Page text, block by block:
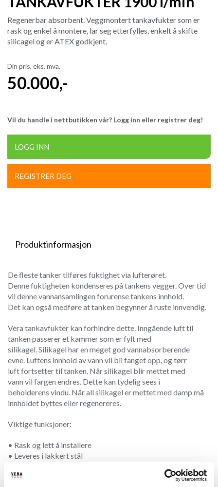
Regenerbar absorbent. Veggmontert tankavfukter som er
rask og enkel å montere, lar seg etterfylles, enkelt å skifte
silicagel og er ATEX godkjent.
Din pris, eks. mva.
50.000,-
Vil du handle i nettbutikken vår? Logg inn eller registrer deg!
LOGG INN
REGISTRER DEG
Produktinformasjon
De fleste tanker tilføres fuktighet via lufterøret.
Denne fuktigheten kondenseres på tankens vegger. Over tid
vil denne vannansamlingen forurense tankens innhold.
Det kan også medføre at tanken begynner å ruste innvendig.
Vera tankavfukter kan forhindre dette. Inngående luft til
tanken passerer et kammer som er fylt med
silikagel. Silikagel har en meget god vannabsorberende
evne. Luftens innhold av vann vil bli fanget opp, og tørr
luft fortsetter til tanken. Når silikagel blir mettet med
vann vil fargen endres. Dette kan tydelig sees i
beholderens vindu. Når all silikagel er mettet med damp må
innholdet byttes eller regenereres.
Viktige funksjoner:
• Rask og lett å installere
• Leveres i lakkert stål
• Lett å skifte silicagel